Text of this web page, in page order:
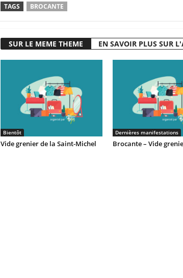
TAGS BROCANTE
SUR LE MEME THEME EN SAVOIR PLUS SUR
Bientôt
Vide grenier de la Saint-Michel
Dernières manifestations
Brocante – Vide